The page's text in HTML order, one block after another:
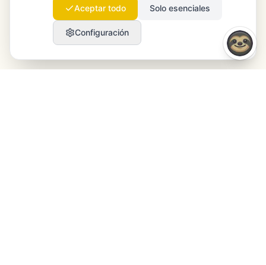
Aceptar todo Solo esenciales
Configuración